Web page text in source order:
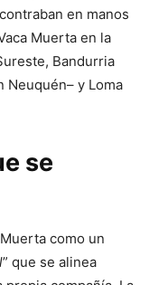
en manos
Muerta en la
Bandurria
Neuquén– y Loma
se
como un
” que se alinea